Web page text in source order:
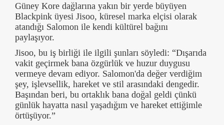
Güney Kore dağlarına yakın bir yerde büyüyen
Blackpink üyesi Jisoo, küresel marka elçisi olarak
atandığı Salomon ile kendi kültürel bağını
paylaşıyor.
Jisoo, bu iş birliği ile ilgili şunları söyledi: “Dışarıda
vakit geçirmek bana özgürlük ve huzur duygusu
vermeye devam ediyor. Salomon'da değer verdiğim
şey, işlevsellik, hareket ve stil arasındaki dengedir.
Başından beri, bu ortaklık bana doğal geldi çünkü
günlük hayatta nasıl yaşadığım ve hareket ettiğimle
örtüşüyor.”